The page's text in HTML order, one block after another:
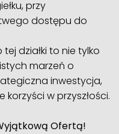
przy
dostępu do
tej działki to nie tylko
marzeń o
inwestycja,
w przyszłości.
Ofertą!